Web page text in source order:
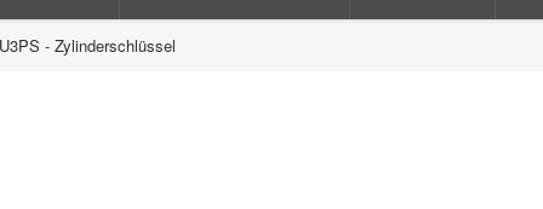
- Zylinderschlüssel